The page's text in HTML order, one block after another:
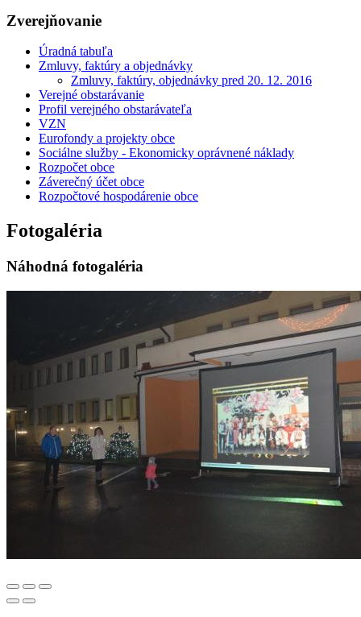
Zverejňovanie
Úradná tabuľa
Zmluvy, faktúry a objednávky
Zmluvy, faktúry, objednávky pred 20. 12. 2016
Verejné obstarávanie
Profil verejného obstarávateľa
VZN
Eurofondy a projekty obce
Sociálne služby - Ekonomicky oprávnené náklady
Rozpočet obce
Záverečný účet obce
Rozpočtové hospodárenie obce
Fotogaléria
Náhodná fotogaléria